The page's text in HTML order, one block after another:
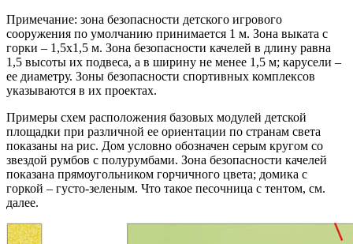
Примечание: зона безопасности детского игрового
сооружения по умолчанию принимается 1 м. Зона выката с
горки – 1,5х1,5 м. Зона безопасности качелей в длину равна
1,5 высоты их подвеса, а в ширину не менее 1,5 м; карусели –
ее диаметру. Зоны безопасности спортивных комплексов
указываются в их проектах.
Примеры схем расположения базовых модулей детской
площадки при различной ее ориентации по странам света
показаны на рис. Дом условно обозначен серым кругом со
звездой румбов с полурумбами. Зона безопасности качелей
показана прямоугольником горчичного цвета; домика с
горкой – густо-зеленым. Что такое песочница с тентом, см.
далее.